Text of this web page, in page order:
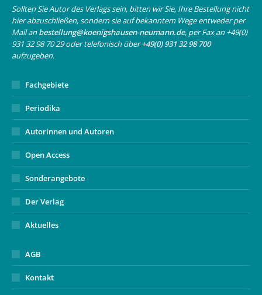
in
new
window
in
new
window
opens
in
new
Sollten Sie Autor des Verlags sein, bitten wir Sie, Ihre Bestellung nicht
hier abzuschließen, sondern sie auf bekanntem Wege entweder per
Mail anbestellung@koenigshausen-neumann.de, per Fax an +49(0)
931 32 98 70 29 oder telefonisch über+49(0) 931 32 98 700
aufzugeben.
Fachgebiete
Periodika
Autorinnen und Autoren
Open Access
Sonderangebote
Der Verlag
Aktuelles
AGB
Kontakt